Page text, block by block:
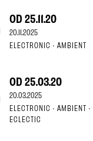
OD 25.11.20
20.11.2025
ELECTRONIC · AMBIENT
OD 25.03.20
20.03.2025
ELECTRONIC · AMBIENT ·
ECLECTIC